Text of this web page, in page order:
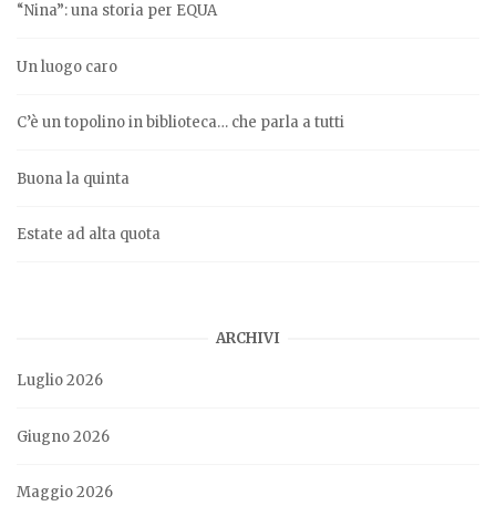
“Nina”: una storia per EQUA
Un luogo caro
C’è un topolino in biblioteca… che parla a tutti
Buona la quinta
Estate ad alta quota
ARCHIVI
Luglio 2026
Giugno 2026
Maggio 2026